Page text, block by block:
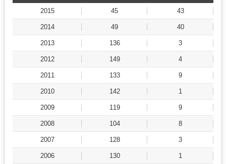
2015 45 43
2014 49 40
2013 136 3
2012 149 4
2011 133 9
2010 142 1
2009 119 9
2008 104 8
2007 128 3
2006 130 1